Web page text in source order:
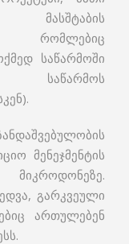
მასშტაბის
რომლებიც
საწარმოში
საწარმოს
მენეჯმენტის
გარკვეული
ართულებენ